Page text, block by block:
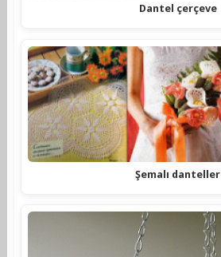
Dantel çerçeve
Şemalı danteller